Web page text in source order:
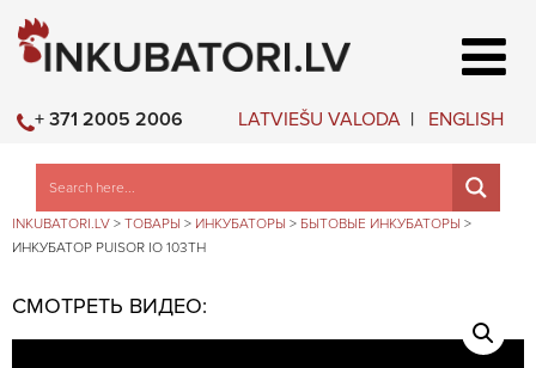
LATVIEŠU VALODA ENGLISH
+ 371 2005 2006
INKUBATORI.LV > ТОВАРЫ > ИНКУБАТОРЫ > БЫТОВЫЕ ИНКУБАТОРЫ >
ИНКУБАТОР PUISOR IO 103TH
СМОТРЕТЬ ВИДЕО: